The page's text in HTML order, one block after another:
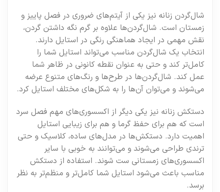
شال‌گردن زنانه نیز یکی از آیتم‌های ضروری در فصل پاییز و
زمستان است. شال‌گردن‌ها علاوه بر گرم نگه داشتن گردن،
نقش مهمی در ایجاد هماهنگی رنگی در استایل دارند.
انتخاب یک شال‌گردن مناسب می‌تواند استایل شما را
کامل‌تر کند و حتی به عنوان نقطه کانونی در ظاهر شما
عمل کند. شال‌گردن‌ها در طرح‌ها و رنگ‌های متنوع عرضه
می‌شوند و می‌توان آن‌ها را به شکل‌های مختلف استایل کرد.
دستکش زنانه نیز یکی دیگر از اکسسوری‌های مهم فصل سرد
است که هم برای حفظ گرما و هم برای زیبایی استایل
اهمیت دارد. دستکش‌ها در مدل‌های ساده، کلاسیک و حتی
ترندی طراحی می‌شوند و می‌توانند به خوبی با سایر
اکسسوری‌های زمستانی ست شوند. استفاده از دستکش
مناسب باعث می‌شود استایل شما کامل‌تر و منظم‌تر به نظر
برسد.